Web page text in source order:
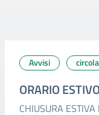
Avvisi
ORARIO
CHIUSURA